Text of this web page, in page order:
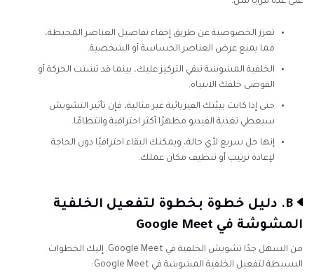
تعزز الخصوصية عن طريق إخفاء تفاصيل العناصر المحيطة،
مما يمنع عرض العناصر الحساسة أو الشخصية.
الخلفية المشوشة تبقي التركيز عليك، بينما قد تشتت الحركة أو
الفوضى خلفك الانتباه.
حتى إذا كانت بيئتك الفيزيائية غير مثالية، فإن تأثير التشويش
سيعطي تغذية الفيديو مظهرًا أكثر احترافية وانتظامًا.
إنها حل سريع لأي حالة، ويمكنك البقاء احترافيًا دون الحاجة
لإعادة ترتيب أو تنظيف مكان عملك.
B. دليل خطوة بخطوة لتفعيل الخلفية
المشوشة في Google Meet
من السهل جدًا تشويش الخلفية في Google Meet. إليك الخطوات
البسيطة لتفعيل الخلفية المشوشة في Google Meet: